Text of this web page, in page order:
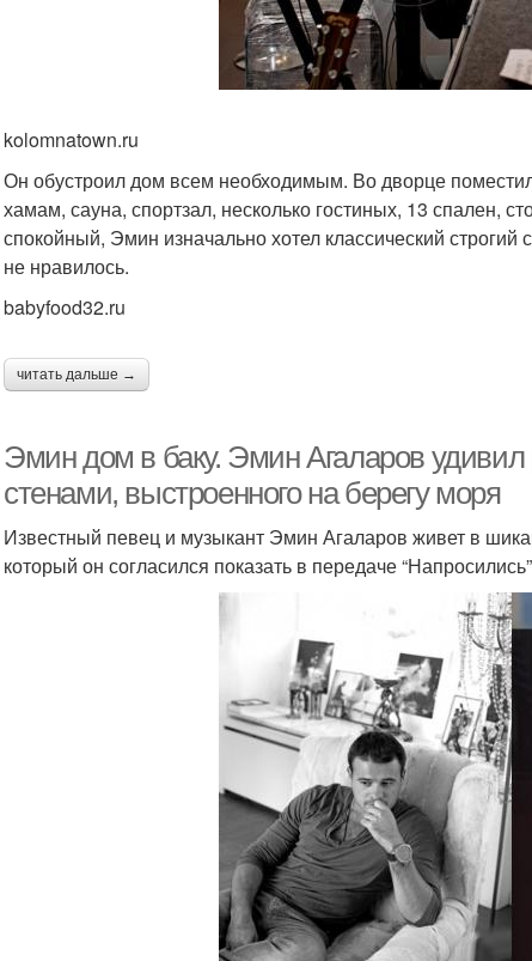
kolomnatown.ru
Он обустроил дом всем необходимым. Во дворце
хамам, сауна, спортзал, несколько гостиных, 13 спален,
спокойный, Эмин изначально хотел классический
не нравилось.
babyfood32.ru
читать дальше →
Эмин дом в баку. Эмин Агаларов
стенами, выстроенного на берегу моря
Известный певец и музыкант Эмин Агаларов живет в
который он согласился показать в передаче